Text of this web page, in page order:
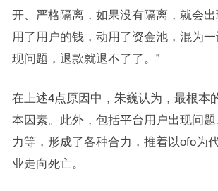
开、严格隔离，如果没有隔离，就会出
用了用户的钱，动用了资金池，混为
现问题，退款就退不了了。”
在上述4点原因中，朱巍认为，最根本
本因素。此外，包括平台用户出现问
力等，形成了各种合力，推着以ofo为
业走向死亡。